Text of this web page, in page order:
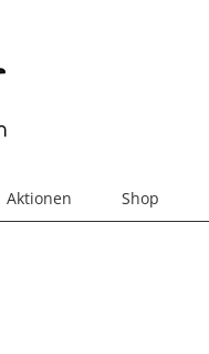
Aktionen Shop